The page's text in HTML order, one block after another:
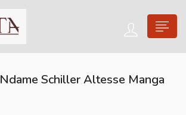
Ndame Schiller Altesse Manga